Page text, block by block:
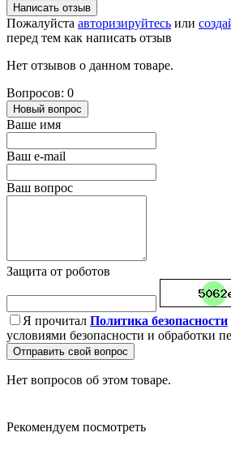
Написать отзыв
Пожалуйста авторизируйтесь или
перед тем как написать отзыв
Нет отзывов о данном товаре.
Вопросов: 0
Новый вопрос
Ваше имя
Ваш e-mail
Ваш вопрос
Защита от роботов
Я прочитал Политика безопасности
условиями безопасности и обработки
Отправить свой вопрос
Нет вопросов об этом товаре.
Рекомендуем посмотреть